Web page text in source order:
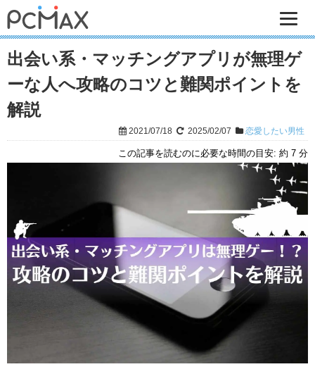
出会い系・マッチングアプリが無理ゲ
ーな人へ攻略のコツと難関ポイントを
解説
2021/07/18 2025/02/07 恋愛したい男性
この記事を読むのに必要な時間の目安: 約 7 分